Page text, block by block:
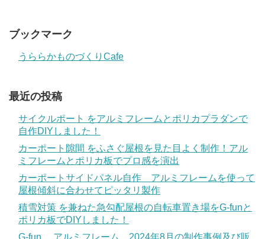
ブックマーク
うららかものづくりCafe
最近の投稿
サイクルポート をアルミフレームとポリカプラダンで
自作DIYしました！
カーポート隙間 をふさぐ屋根を見た目よく制作！アル
ミフレームとポリカ板でプロ感を演出
カーポートサイドパネル自作 アルミフレームを使って
屋根傾斜に合わせてピッタリ製作
積雪対策 を兼ねた急勾配屋根の自転車置き場をG-funと
ポリカ板でDIYしました！
G-fun 、アルミフレーム 2024年8月の制作事例及び販